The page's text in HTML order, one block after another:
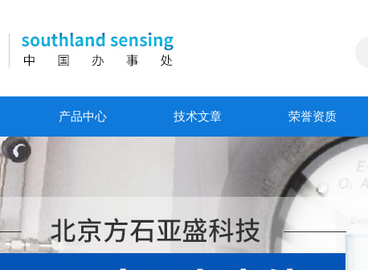
产品中心 技术文章 荣誉资质